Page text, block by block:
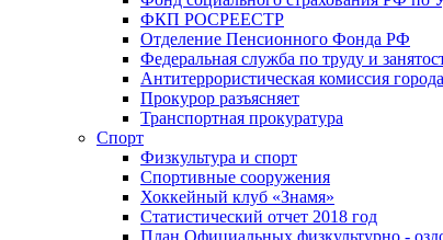
ФКП РОСРЕЕСТР
Отделение Пенсионного Фонда РФ
Федеральная служба по труду и
Антитеррористическая комиссия
Прокурор разъясняет
Транспортная прокуратура
Спорт
Физкультура и спорт
Спортивные сооружения
Хоккейный клуб «Знамя»
Статистический отчет 2018 год
План Официальных физкультурно -